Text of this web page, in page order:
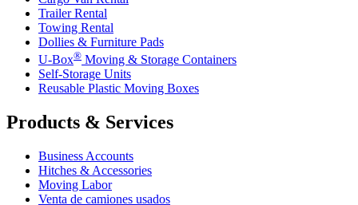
Trailer Rental
Towing Rental
Dollies & Furniture Pads
U-Box® Moving & Storage Containers
Self-Storage Units
Reusable Plastic Moving Boxes
Products & Services
Business Accounts
Hitches & Accessories
Moving Labor
Venta de camiones usados